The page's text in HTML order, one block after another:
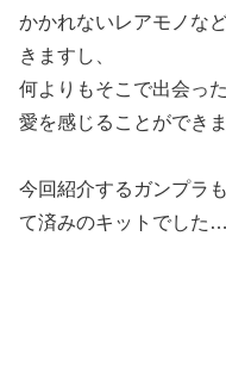
かかれないレアモノな
きますし、
何よりもそこで出会っ
愛を感じることができま
今回紹介するガンプラ
て済みのキットでした…